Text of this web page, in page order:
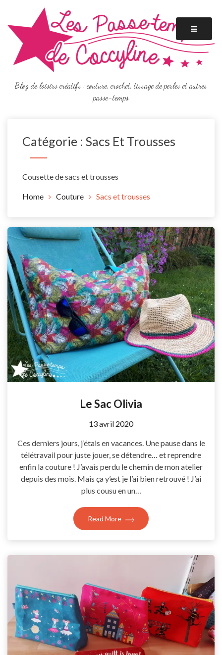
content
Blog de loisirs créatifs : couture, crochet, tissage de perles et autres
passe-temps
Catégorie : Sacs Et Trousses
Cousette de sacs et trousses
Home Couture Sacs et trousses
Le Sac Olivia
by
13 avril 2020
Ces derniers jours, j’étais en vacances. Une pause dans le
télétravail pour juste jouer, se détendre… et reprendre
enfin la couture ! J’avais perdu le chemin de mon atelier
depuis des mois. Mais ça y’est je l’ai bien retrouvé ! J’ai
plus cousu en un…
Read More